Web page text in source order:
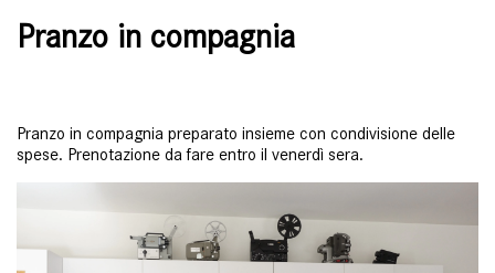
Pranzo in compagnia
Pranzo in compagnia preparato insieme con condivisione delle
spese. Prenotazione da fare entro il venerdì sera.